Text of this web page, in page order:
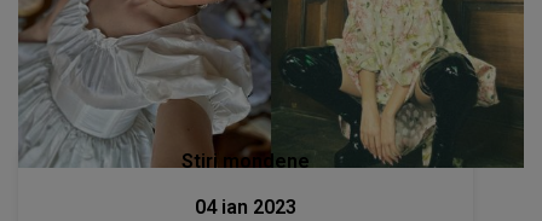
Stiri mondene
04 ian 2023